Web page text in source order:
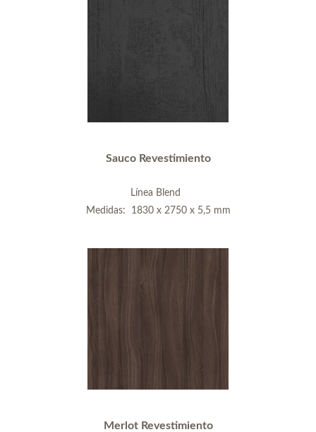
Sauco Revestimiento
Línea Blend
Medidas: 1830 x 2750 x 5,5 mm
Merlot Revestimiento